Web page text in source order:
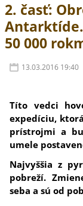
2. časť:
50 000
13.03.2016 19:40
Títo vedci
expedíciu,
prístrojmi a
umele
Najvyššia z
pobreží.
seba a sú od